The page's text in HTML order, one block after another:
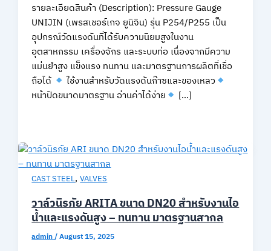
รายละเอียดสินค้า (Description): Pressure Gauge
UNIJIN (เพรสเชอร์เกจ ยูนิจิน) รุ่น P254/P255 เป็น
อุปกรณ์วัดแรงดันที่ได้รับความนิยมสูงในงาน
อุตสาหกรรม เครื่องจักร และระบบท่อ เนื่องจากมีความ
แม่นยำสูง แข็งแรง ทนทาน และมาตรฐานการผลิตที่เชื่อ
ถือได้
ใช้งานสำหรับวัดแรงดันก๊าซและของเหลว
หน้าปัดขนาดมาตรฐาน อ่านค่าได้ง่าย
[…]
CAST STEEL,VALVES
วาล์วนิรภัย ARITA ขนาด DN20 สำหรับงานไอ
น้ำและแรงดันสูง – ทนทาน มาตรฐานสากล
admin/August 15, 2025